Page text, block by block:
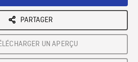
PARTAGER
UN APERÇU